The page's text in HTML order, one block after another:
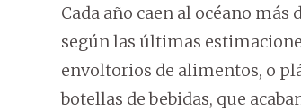
Cada año caen al océano
según las últimas
envoltorios de alimentos, o
botellas de bebidas, que